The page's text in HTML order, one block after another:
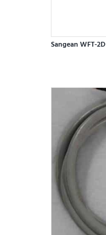
Sangean WFT-2D